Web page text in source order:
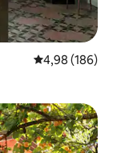
4,98 ud af 5 i
4,98 (186)